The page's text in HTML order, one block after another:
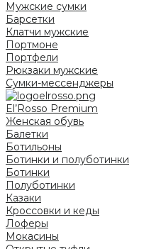
Мужские сумки
Барсетки
Клатчи мужские
Портмоне
Портфели
Рюкзаки мужские
Сумки-мессенджеры
El’Rosso Premium
Женская обувь
Балетки
Ботильоны
Ботинки и полуботинки
Ботинки
Полуботинки
Казаки
Кроссовки и кеды
Лоферы
Мокасины